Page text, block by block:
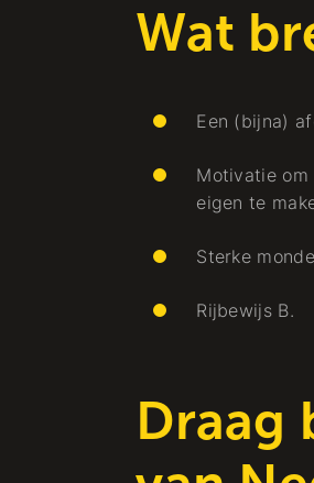
Wat
Een (bijna)
Motivatie
eigen te
Sterke
Rijbewijs B.
Draag